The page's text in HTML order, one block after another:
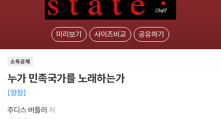
미리보기 사이즈비교 공유하기
소득공제
누가 민족국가를 노래하는가
양장
주디스 버틀러 저